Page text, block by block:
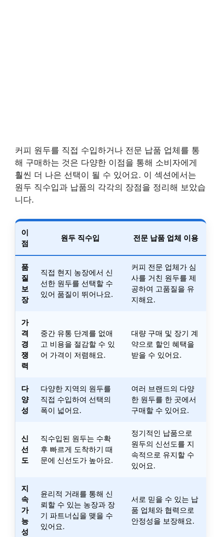
커피 원두를 직접 수입하거나 전문 납품 업체를 통
해 구매하는 것은 다양한 이점을 통해 소비자에게
훨씬 더 나은 선택이 될 수 있어요. 이 섹션에서는
원두 직수입과 납품의 각각의 장점을 정리해 보았습
니다.
이
점
원두 직수입 전문 납품 업체 이용
품
질
보
장
직접 현지 농장에서 신
선한 원두를 선택할 수
있어 품질이 뛰어나요.
커피 전문 업체가 심
사를 거친 원두를 제
공하여 고품질을 유
지해요.
가
격
경
쟁
력
중간 유통 단계를 없애
고 비용을 절감할 수 있
어 가격이 저렴해요.
대량 구매 및 장기 계
약으로 할인 혜택을
받을 수 있어요.
다
양
성
다양한 지역의 원두를
직접 수입하여 선택의
폭이 넓어요.
여러 브랜드의 다양
한 원두를 한 곳에서
구매할 수 있어요.
신
선
도
직수입된 원두는 수확
후 빠르게 도착하기 때
문에 신선도가 높아요.
정기적인 납품으로
원두의 신선도를 지
속적으로 유지할 수
있어요.
지
속
가
능
성
윤리적 거래를 통해 신
뢰할 수 있는 농장과 장
기 파트너십을 맺을 수
있어요.
서로 믿을 수 있는 납
품 업체와 협력으로
안정성을 보장해요.